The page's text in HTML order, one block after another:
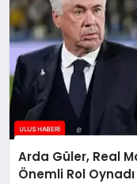
Arda Güler, Real
Önemli Rol Oynadı